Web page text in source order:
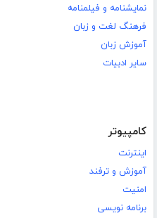
نمایشنامه و فیلمنامه
فرهنگ لغت و زبان
آموزش زبان
سایر ادبیات
کامپیوتر
اینترنت
آموزش و ترفند
امنیت
برنامه نویسی